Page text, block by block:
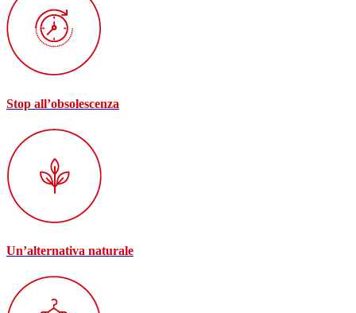
Stop all’obsolescenza
Un’alternativa naturale